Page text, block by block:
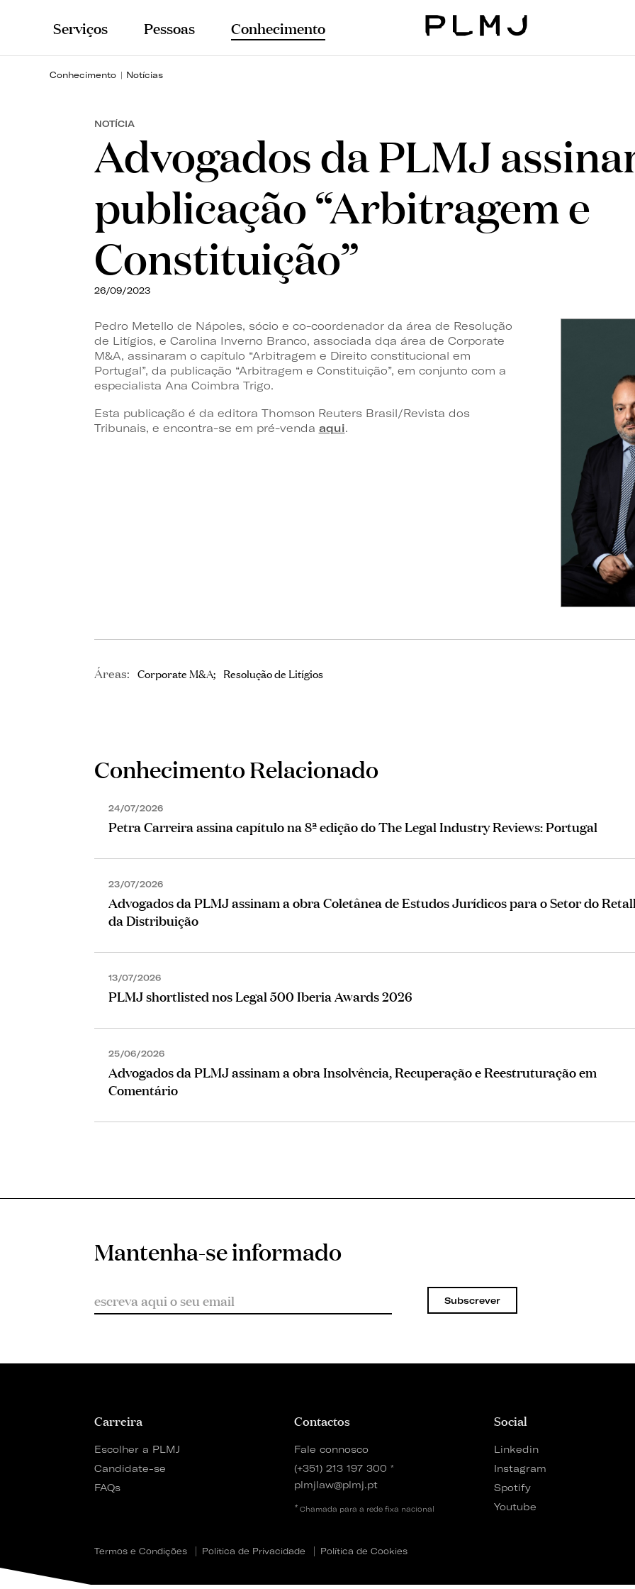
PLMJ
Serviços Pessoas Conhecimento
Conhecimento Notícias
NOTÍCIA
Advogados da PLMJ
publicação “Arbitragem e
Constituição”
26/09/2023
Pedro Metello de Nápoles, sócio e co-coordenador da área de Resolução
de Litígios, e Carolina Inverno Branco, associada dqa área de Corporate
M&A, assinaram o capítulo “Arbitragem e Direito constitucional em
Portugal”, da publicação “Arbitragem e Constituição”, em conjunto com a
especialista Ana Coimbra Trigo.
Esta publicação é da editora Thomson Reuters Brasil/Revista dos
Tribunais, e encontra-se em pré-venda aqui.
Áreas: Corporate M&A Resolução de Litígios
Conhecimento Relacionado
24/07/2026
Petra Carreira assina capítulo na 8ª edição do The Legal Industry Reviews: Portugal
23/07/2026
Advogados da PLMJ assinam a obra Coletânea de Estudos Jurídicos para o Setor do
da Distribuição
13/07/2026
PLMJ shortlisted nos Legal 500 Iberia Awards 2026
25/06/2026
Advogados da PLMJ assinam a obra Insolvência, Recuperação e Reestruturação em
Comentário
Mantenha-se informado
Subscrever
Carreira
Escolher a PLMJ
Candidate-se
FAQs
Contactos
Fale connosco
(+351) 213 197 300 *
plmjlaw@plmj.pt
* Chamada para a rede fixa nacional
Social
Linkedin
Instagram
Spotify
Youtube
Termos e Condições Política de Privacidade Política de Cookies